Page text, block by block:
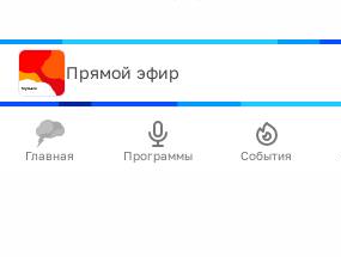
Прямой эфир
Главная Программы События